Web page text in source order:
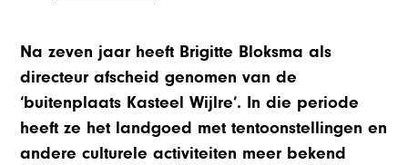
Na zeven jaar heeft Brigitte Bloksma als
directeur afscheid genomen van de
‘buitenplaats Kasteel Wijlre’. In die periode
heeft ze het landgoed met tentoonstellingen en
andere culturele activiteiten meer bekend